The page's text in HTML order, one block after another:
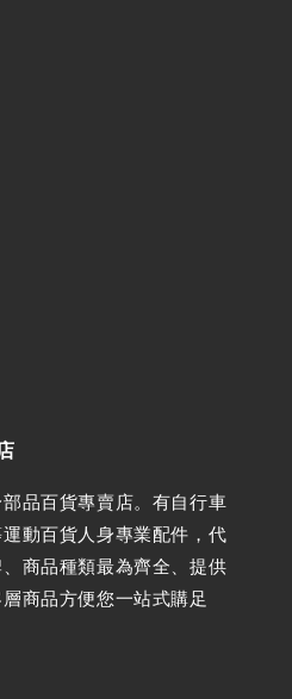
品百貨專賣店。有自行車
動百貨人身專業配件，代
商品種類最為齊全、提供
商品方便您一站式購足